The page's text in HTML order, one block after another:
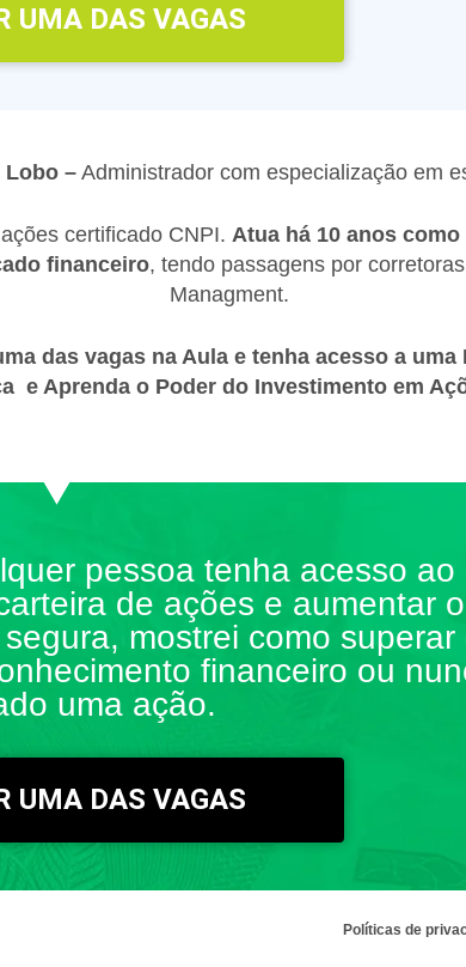
UMA DAS VAGAS
Lobo –Administrador com especialização em
certificado CNPI. Atua há 10 anos
financeiro, tendo passagens por
Managment.
das vagas na Aula e tenha acesso a uma
e Aprenda o Poder do Investimento em
pessoa tenha acesso ao
de ações e aumentar
mostrei como superar
financeiro ou
uma ação.
UMA DAS VAGAS
Políticas de